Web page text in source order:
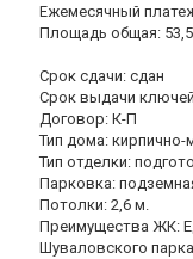
Ежемесячный
Площадь общая:
Срок сдачи: сдан
Срок выдачи
Договор: К-П
Тип дома:
Тип отделки:
Парковка:
Потолки: 2,6 м.
Преимущества ЖК:
Шуваловского